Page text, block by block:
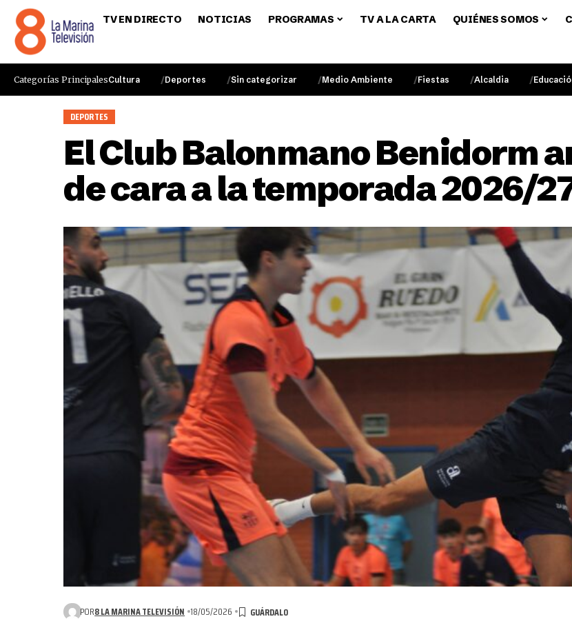
TV EN DIRECTO NOTICIAS PROGRAMAS TV A LA CARTA QUIÉNES SOMOS
Categorías PrincipalesCultura Deportes Sin categorizar Medio Ambiente Fiestas Alcaldia
DEPORTES
El Club Balonmano Benidorm
de cara a la temporada 2026/
POR8 LA MARINA TELEVISIÓN 18/05/2026